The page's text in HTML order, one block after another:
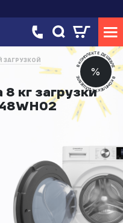
%
В КОМПЛЕКТЕ ДЕШЕВЛЕ
В КОМПЛЕКТЕ ДЕШЕВЛЕ
кг загрузки